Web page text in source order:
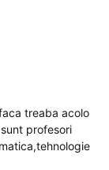
treaba acolo
profesori